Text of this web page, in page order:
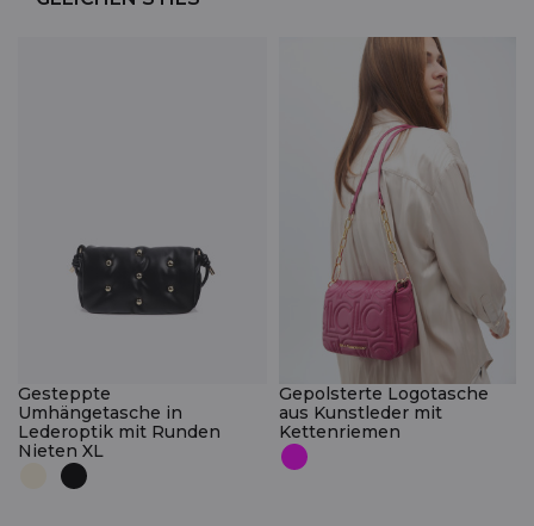
Gesteppte
Umhängetasche in
Lederoptik mit Runden
Nieten XL
Gepolsterte Logotasche
aus Kunstleder mit
Kettenriemen